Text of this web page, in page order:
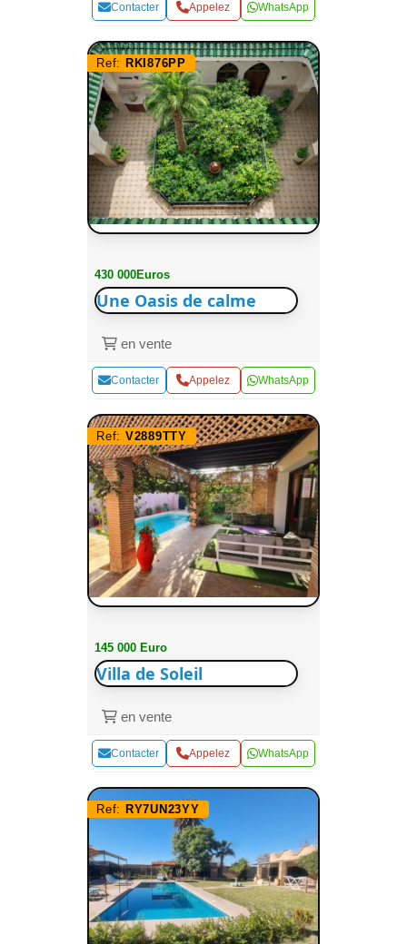
Contacter Appelez WhatsApp
Ref: RKI876PP
430 000Euros
Une Oasis de calme
en vente
Contacter Appelez WhatsApp
Ref: V2889TTY
145 000 Euro
Villa de Soleil
en vente
Contacter Appelez WhatsApp
Ref: RY7UN23YY